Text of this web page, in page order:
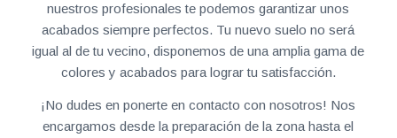
nuestros profesionales te podemos garantizar unos
acabados siempre perfectos. Tu nuevo suelo no será
igual al de tu vecino, disponemos de una amplia gama de
colores y acabados para lograr tu satisfacción.
¡No dudes en ponerte en contacto con nosotros! Nos
encargamos desde la preparación de la zona hasta el